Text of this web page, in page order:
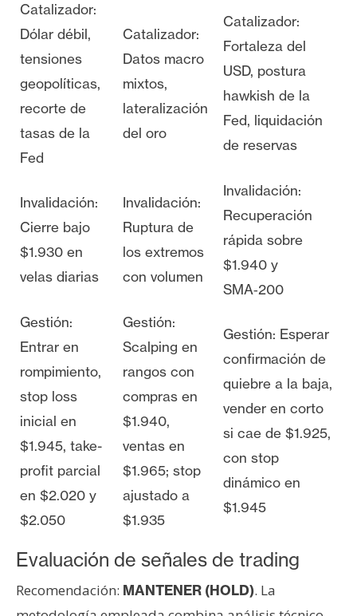
Catalizador:
Dólar débil,
tensiones
geopolíticas,
recorte de
tasas de la
Fed
Catalizador:
Datos macro
mixtos,
lateralización
del oro
Catalizador:
Fortaleza del
USD, postura
hawkish de la
Fed, liquidación
de reservas
Invalidación:
Cierre bajo
$1.930 en
velas diarias
Invalidación:
Ruptura de
los extremos
con volumen
Invalidación:
Recuperación
rápida sobre
$1.940 y
SMA‑200
Gestión:
Entrar en
rompimiento,
stop loss
inicial en
$1.945, take-
profit parcial
en $2.020 y
$2.050
Gestión:
Scalping en
rangos con
compras en
$1.940,
ventas en
$1.965; stop
ajustado a
$1.935
Gestión: Esperar
confirmación de
quiebre a la baja,
vender en corto
si cae de $1.925,
con stop
dinámico en
$1.945
Evaluación de señales de trading
Recomendación: MANTENER (HOLD). La